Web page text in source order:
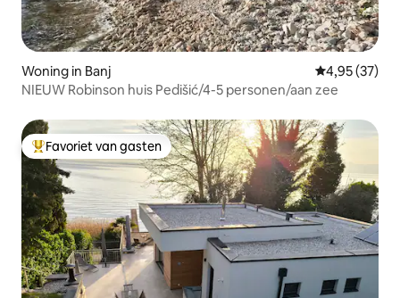
Woning in Banj Gemiddelde
4,95 (37)
NIEUW Robinson huis Pedišić/4-5 personen/aan zee
Topfavoriet van gasten
Favoriet van gasten